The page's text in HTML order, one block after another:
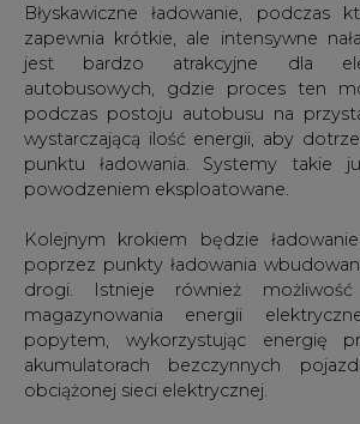
Błyskawiczne ładowanie, podczas
zapewnia krótkie, ale intensywne
jest bardzo atrakcyjne dla
autobusowych, gdzie proces ten
podczas postoju autobusu na
wystarczającą ilość energii, aby
punktu ładowania. Systemy takie
powodzeniem eksploatowane.
Kolejnym krokiem będzie
poprzez punkty ładowania
drogi. Istnieje również
magazynowania energii
popytem, wykorzystując energię
akumulatorach bezczynnych
obciążonej sieci elektrycznej.